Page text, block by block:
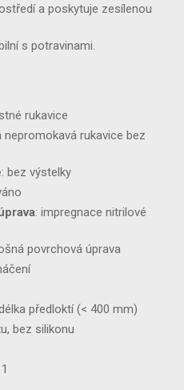
a poskytuje zesílenou
s potravinami.
rukavice
nepromokavá rukavice bez
: bez výstelky
: impregnace nitrilové
povrchová úprava
předloktí (< 400 mm)
bez silikonu